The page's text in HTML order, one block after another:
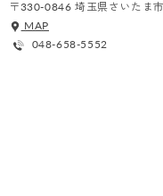
〒330-0846 埼玉県さいたま
MAP
048-658-5552